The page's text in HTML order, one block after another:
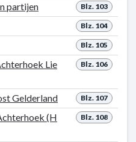
Blz. 103
partijen
Blz. 104
Blz. 105
Blz. 106
Lie
Blz. 107
Gelderland
Blz. 108
(H